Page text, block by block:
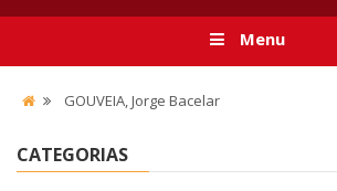
Menu
GOUVEIA, Jorge Bacelar
CATEGORIAS